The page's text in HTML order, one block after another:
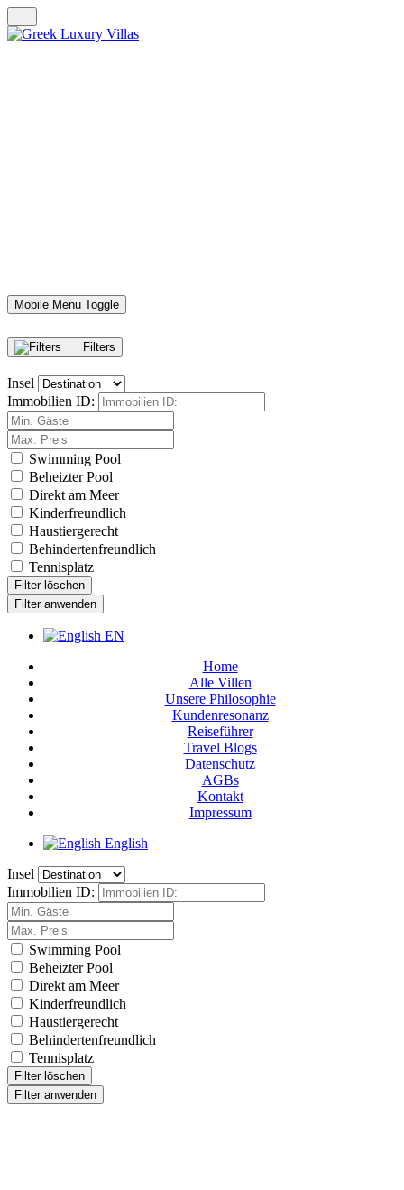
Mobile Menu Toggle
Filters
Insel
Immobilien ID:
Swimming Pool
Beheizter Pool
Direkt am Meer
Kinderfreundlich
Haustiergerecht
Behindertenfreundlich
Tennisplatz
Filter löschen
Filter anwenden
EN
Home
Alle Villen
Unsere Philosophie
Kundenresonanz
Reiseführer
Travel Blogs
Datenschutz
AGBs
Kontakt
Impressum
English
Insel
Immobilien ID:
Swimming Pool
Beheizter Pool
Direkt am Meer
Kinderfreundlich
Haustiergerecht
Behindertenfreundlich
Tennisplatz
Filter löschen
Filter anwenden